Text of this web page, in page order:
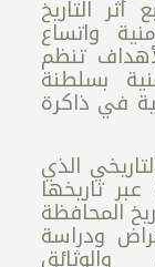
أثر التاريخ
واتساع
تنظم
بسلطنة
في ذاكرة
الذي
تاريخها
المحافظة
ودراسة
والوثائق